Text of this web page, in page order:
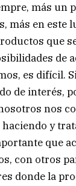
más un
más en este
que
de
es difícil.
de interés,
nos
y
que
con otros
donde la